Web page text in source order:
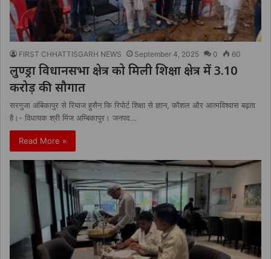
FIRST CHHATTISGARH NEWS September 4, 2025 0 60
लुण्ड्रा विधानसभा क्षेत्र को मिली शिक्षा क्षेत्र में 3.10
करोड़ की सौगात
सरगुजा अंबिकापुर से रियाज हुसैन कि रिपोर्ट शिक्षा से ज्ञान, कौशल और आत्मविश्वास बढ़ता
है।- विधायक श्री मिंज अम्बिकापुर। जनपद…
Read More »